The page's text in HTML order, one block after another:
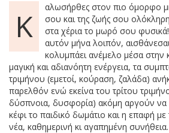
Κ
αλωσήρθες στον πιο όμορφο
σου και της ζωής σου
στα χέρια το μωρό σου
αυτόν μήνα λοιπόν,
κολυμπάει ανέμελο μέσα στην
μαγική και αδιανόητη ενέργεια, τα
τριμήνου (εμετοί, κούραση, ζαλάδα)
παρελθόν ενώ εκείνα του τρίτου
δύσπνοια, δυσφορία) ακόμη αργούν να
κέφι το παιδικό δωμάτιο και η επαφή
νέα, καθημερινή κι αγαπημένη συνήθεια.